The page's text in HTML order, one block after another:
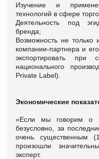
Изучение и
технологий в сфере
Деятельность под
бренда;
Возможность не только
компании-партнера и
экспортировать при
национального
Private Label).
Экономические
«Если мы говорим о
безусловно, за
очень существенным
произошли
эксперт.